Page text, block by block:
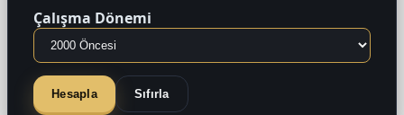
Çalışma Dönemi
Hesapla Sıfırla